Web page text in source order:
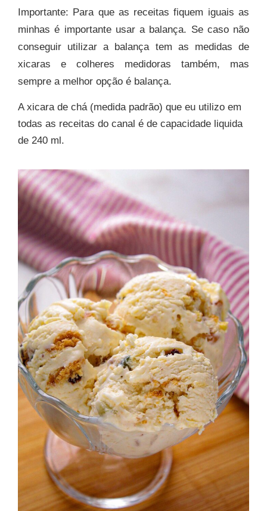
Importante: Para que as receitas fiquem iguais as
minhas é importante usar a balança. Se caso não
conseguir utilizar a balança tem as medidas de
xicaras e colheres medidoras também, mas
sempre a melhor opção é balança.
A xicara de chá (medida padrão) que eu utilizo em
todas as receitas do canal é de capacidade liquida
de 240 ml.